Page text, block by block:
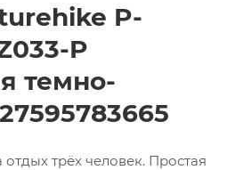
P-
P
темно-
трёх человек. Простая